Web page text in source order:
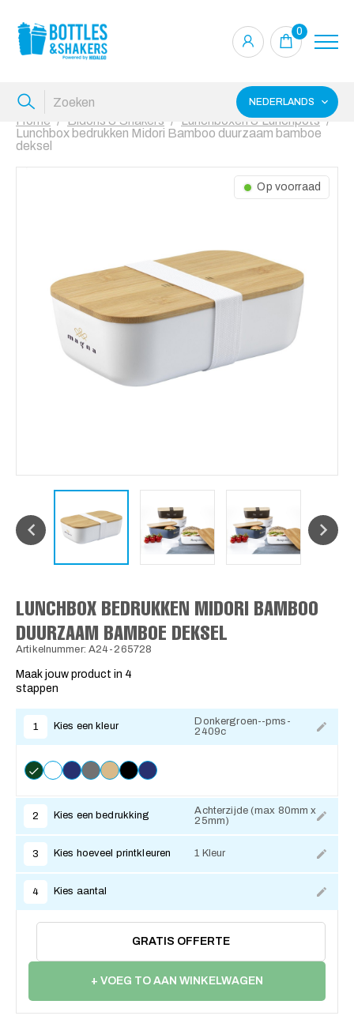
0
NEDERLANDS
Home Bidons & Shakers
Lunchboxen & Lunchpots
Lunchbox bedrukken Midori Bamboo duurzaam bamboe
deksel
Op voorraad
LUNCHBOX BEDRUKKEN MIDORI BAMBOO
DUURZAAM BAMBOE DEKSEL
Artikelnummer: A24-265728
Maak jouw product in 4
stappen
1 Kies een kleur
Donkergroen--pms-
2409c
2 Kies een bedrukking
Achterzijde (max 80mm x
25mm)
3 Kies hoeveel printkleuren 1 Kleur
4 Kies aantal
GRATIS OFFERTE
+ VOEG TO AAN WINKELWAGEN